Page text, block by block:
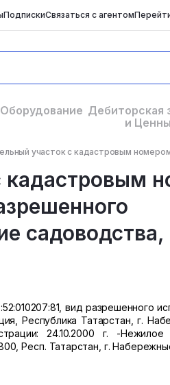
ПодпискиСвязаться с агентом
Оборудование Дебиторская
и
участок с кадастровым
кадастровым
садоводства,
вид разрешенного
Республика Татарстан, г.
24.10.2000 г. -
Респ. Татарстан, г.